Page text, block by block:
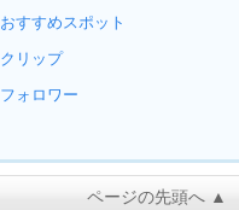
おすすめスポット
クリップ
フォロワー
ページの先頭へ ▲